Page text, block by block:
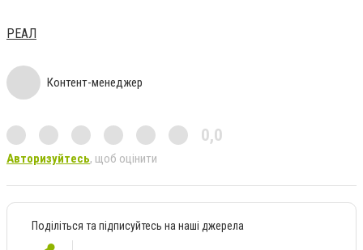
РЕАЛ
Контент-менеджер
0,0
Авторизуйтесь, щоб оцінити
Поділіться та підписуйтесь на наші джерела